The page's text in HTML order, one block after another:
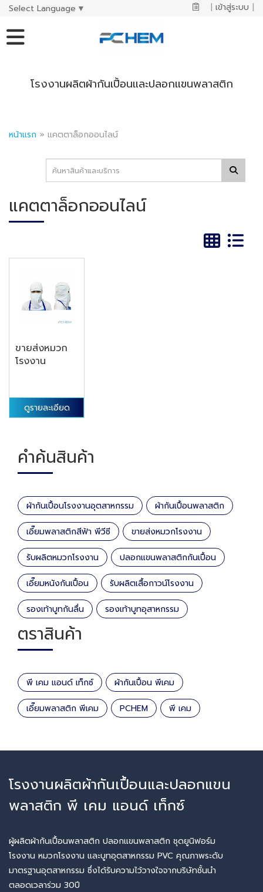
Select Language ▼ | เข้าสู่ระบบ |
โรงงานผลิตผ้ากันเปื้อนและปลอกแขนพลาสติก
หน้าแรก » แคตตาล็อกออนไลน์
แคตตาล็อกออนไลน์
ขายส่งหมวก
โรงงาน
ดูรายละเอียด
คำค้นสินค้า
ผ้ากันเปื้อนโรงงานอุตสาหกรรม ผ้ากันเปื้อนพลาสติก
เอี๊ยมพลาสติกสีฟ้า พีวีซี ขายส่งหมวกโรงงาน
รับผลิตหมวกโรงงาน ปลอกแขนพลาสติกกันเปื้อน
เอี๊ยมหนังกันเปื้อน รับผลิตเสื้อกาวน์โรงงาน
รองเท้าบูทกันลื่น รองเท้าบูทอุสาหกรรม
ตราสินค้า
พี เคม แอนด์ เท็กซ์ ผ้ากันเปื้อน พีเคม
เอี๊ยมพลาสติก พีเคม PCHEM พี เคม
โรงงานผลิตผ้ากันเปื้อนและปลอกแขน
พลาสติก พี เคม แอนด์ เท็กซ์
ผู้ผลิตผ้ากันเปื้อนพลาสติก ปลอกแขนพลาสติก ชุดยูนิฟอร์ม
โรงงาน หมวกโรงงาน และบูทอุตสาหกรรม PVC คุณภาพระดับ
มาตรฐานอุตสาหกรรม ซึ่งได้รับความไว้วางใจจากบริษัทชั้นนำ
ตลอดเวลาร่วม 30ปี